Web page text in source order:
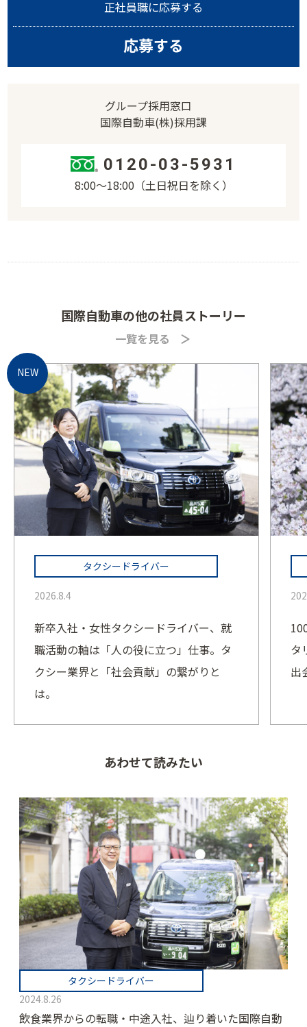
正社員職に応募する
応募する
グループ採用窓口
国際自動車(株)採用課
0120-03-5931
8:00〜18:00（土日祝日を除く）
国際自動車の他の社員ストーリー
一覧を見る
タクシードライバー
2026.8.4
新卒入社・女性タクシードライバー、就
職活動の軸は「人の役に立つ」仕事。タ
クシー業界と「社会貢献」の繋がりと
は。
タ
出
あわせて読みたい
タクシードライバー
2024.8.26
飲食業界からの転職・中途入社、辿り着いた国際自動